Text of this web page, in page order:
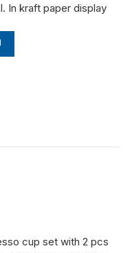
In kraft paper display
cup set with 2 pcs